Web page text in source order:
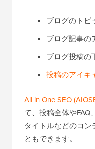
ブログのトピ
ブログ記事の
ブログ投稿の
投稿のアイキ
All in One SEO
て、投稿全体やFAQ
タイトルなどのコ
ともできます。